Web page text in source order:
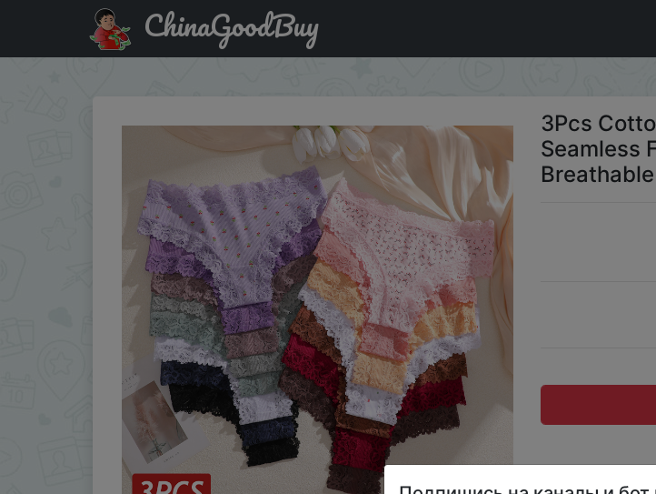
Купить по акции: 3Pcs Cotton Lace Patchwork Bikini Panties Women Seamless Floral Print
ChinaGoodBuy
3Pcs
Seamless